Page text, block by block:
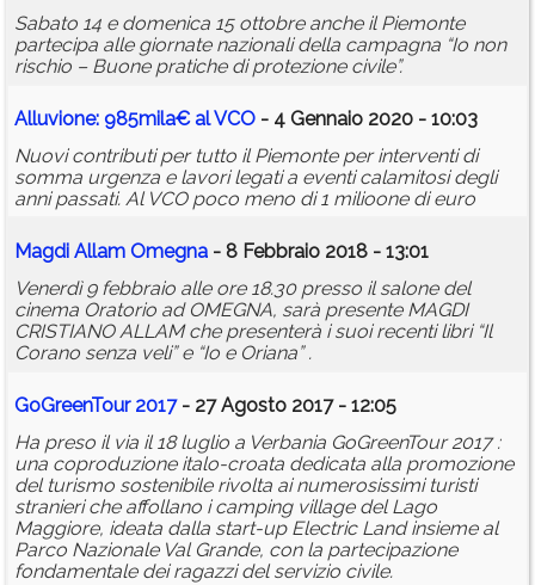
Sabato 14 e domenica 15 ottobre anche il Piemonte
partecipa alle giornate nazionali della campagna “Io non
rischio – Buone pratiche di protezione civile”.
Alluvione: 985mila€ al VCO - 4 Gennaio 2020 - 10:03
Nuovi contributi per tutto il Piemonte per interventi di
somma urgenza e lavori legati a eventi calamitosi degli
anni passati. Al VCO poco meno di 1 milioone di euro
Magdi Allam Omegna - 8 Febbraio 2018 - 13:01
Venerdì 9 febbraio alle ore 18.30 presso il salone del
cinema Oratorio ad OMEGNA, sarà presente MAGDI
CRISTIANO ALLAM che presenterà i suoi recenti libri “Il
Corano senza veli” e “Io e Oriana” .
GoGreenTour 2017- 27 Agosto 2017 - 12:05
Ha preso il via il 18 luglio a Verbania GoGreenTour 2017 :
una coproduzione italo-croata dedicata alla promozione
del turismo sostenibile rivolta ai numerosissimi turisti
stranieri che affollano i camping village del Lago
Maggiore, ideata dalla start-up Electric Land insieme al
Parco Nazionale Val Grande, con la partecipazione
fondamentale dei ragazzi del servizio civile.